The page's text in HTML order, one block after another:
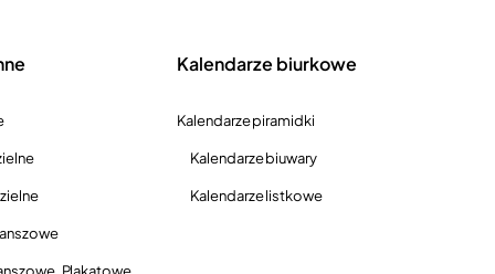
Kalendarze biurkowe
Kalendarze piramidki
Kalendarze biuwary
Kalendarze listkowe